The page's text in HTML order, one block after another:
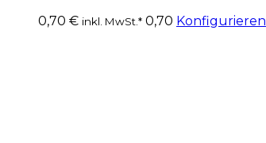
0,70 € inkl. MwSt.* 0,70 Konfigurieren